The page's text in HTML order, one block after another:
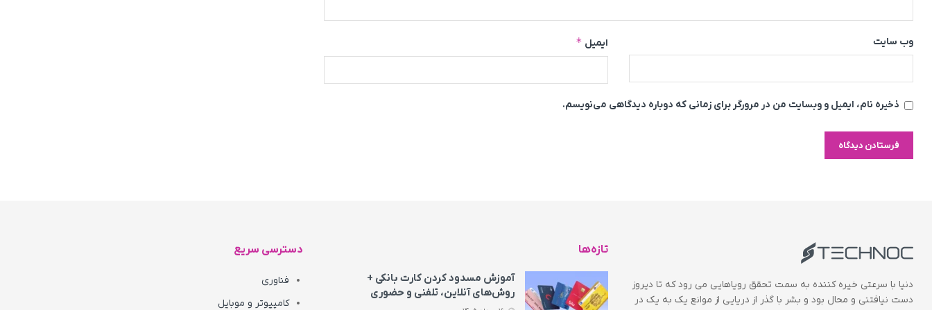
ایمیل * وب‌ سایت
ذخیره نام، ایمیل و وبسایت من در مرورگر برای زمانی که دوباره دیدگاهی می‌نویسم.
دنیا با سرعتی خیره کننده به سمت تحقق رویاهایی می رود که تا دیروز
دست نیافتنی و محال بود و بشر با گذر از دریایی از موانع یک به یک در
تازه‌ها
آموزش مسدود کردن کارت بانکی +
روش‌های آنلاین، تلفنی و حضوری
دسترسی سریع
فناوری
کامپیوتر و موبایل